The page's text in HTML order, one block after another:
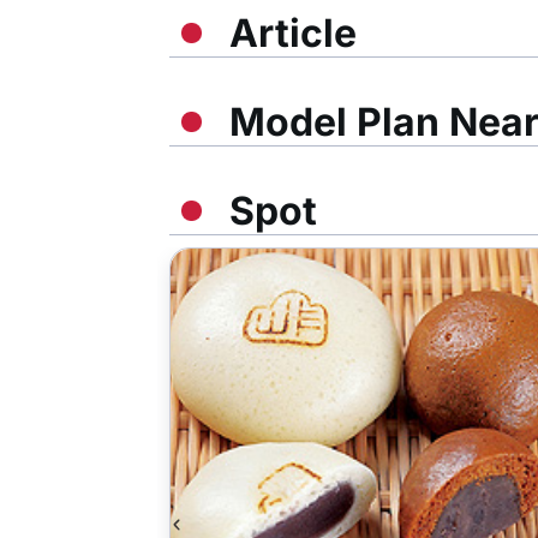
Article
Model Plan
Spot